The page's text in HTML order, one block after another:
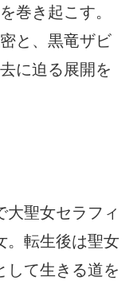
巻き起こす。
と、黒竜ザビ
に迫る展開を
大聖女セラフィ
。転生後は聖女
して生きる道を